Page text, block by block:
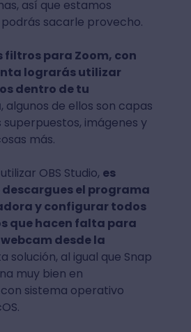
así que estamos
sacarle provecho.
filtros para Zoom, con
lograrás utilizar
dentro de tu
, algunos de ellos son capas
superpuestos, imágenes y
más.
OBS Studio, es
el programa
y configurar todos
que hacen falta para
desde la
solución, al igual que Snap
muy bien en
sistema operativo